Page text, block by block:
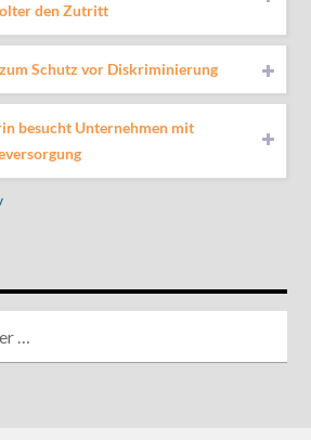
den Zutritt
zum Schutz vor Diskriminierung
besucht Unternehmen mit